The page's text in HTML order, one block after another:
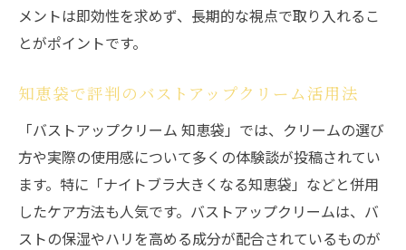
メントは即効性を求めず、長期的な視点で取り入れるこ
とがポイントです。
知恵袋で評判のバストアップクリーム活用法
「バストアップクリーム 知恵袋」では、クリームの選び
方や実際の使用感について多くの体験談が投稿されてい
ます。特に「ナイトブラ大きくなる知恵袋」などと併用
したケア方法も人気です。バストアップクリームは、バ
ストの保湿やハリを高める成分が配合されているものが